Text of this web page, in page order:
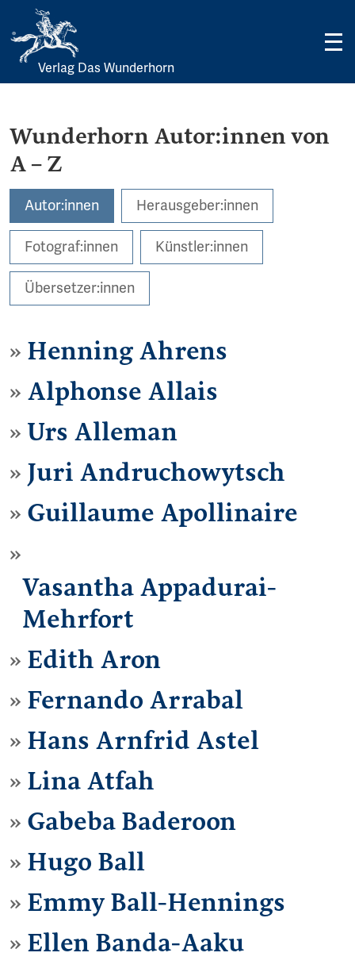
Skip
Verlag Das Wunderhorn
Wunderhorn Autor:innen von
A – Z
Autor:innen Herausgeber:innen
Fotograf:innen Künstler:innen
Übersetzer:innen
Henning Ahrens
Alphonse Allais
Urs Alleman
Juri Andruchowytsch
Guillaume Apollinaire
Vasantha Appadurai-
Mehrfort
Edith Aron
Fernando Arrabal
Hans Arnfrid Astel
Lina Atfah
Gabeba Baderoon
Hugo Ball
Emmy Ball-Hennings
Ellen Banda-Aaku